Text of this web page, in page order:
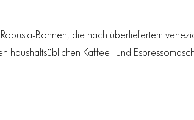
Bohnen, die nach überliefertem
Kaffee- und